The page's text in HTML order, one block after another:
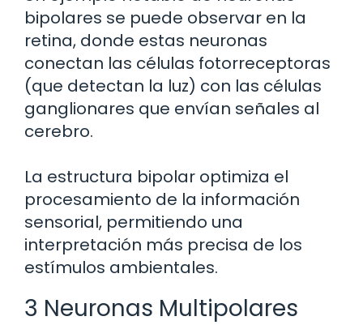
bipolares se puede observar en la
retina, donde estas neuronas
conectan las células fotorreceptoras
(que detectan la luz) con las células
ganglionares que envían señales al
cerebro.
La estructura bipolar optimiza el
procesamiento de la información
sensorial, permitiendo una
interpretación más precisa de los
estímulos ambientales.
3 Neuronas Multipolares